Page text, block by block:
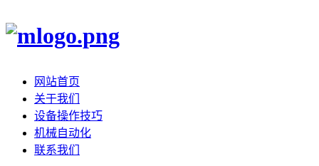
网站首页
关于我们
设备操作技巧
机械自动化
联系我们